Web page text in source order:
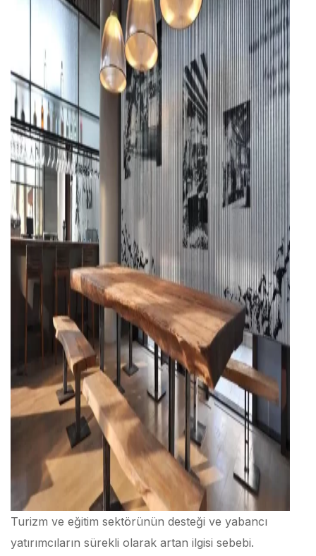
Turizm ve eğitim sektörünün desteği ve yabancı
yatırımcıların sürekli olarak artan ilgisi sebebi.